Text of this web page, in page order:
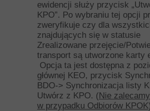
ewidencji służy przycisk
KPO”. Po wybraniu tej opcji
zweryfikuje czy dla
znajdujących się w statusie
Zrealizowane przejęcie/
transport są utworzone karty
Opcja ta jest dostępna z
głównej KEO, przycisk
BDO-> Synchronizacja listy
Utwórz z KPO. (Nie
w przypadku Odbiorów